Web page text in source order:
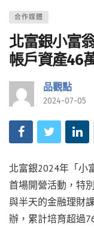
合作媒體
北富銀小富
帳戶資產46
品觀點
2024-07-05
北富銀2024年「小
首場開營活動，特
與半天的金融理財
辦，累計培育超過